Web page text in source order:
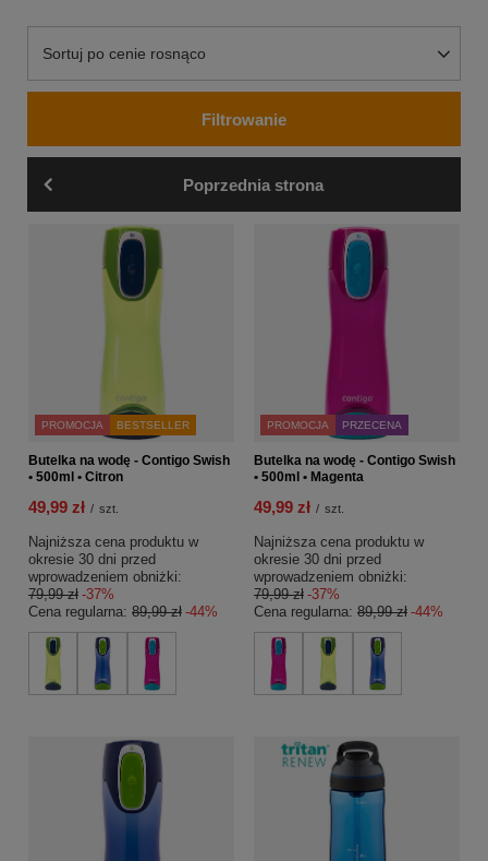
Zmień sortowanie
Sortuj po cenie rosnąco
Filtrowanie
Poprzednia strona
PROMOCJA BESTSELLER
Butelka na wodę - Contigo Swish
• 500ml • Citron
49,99 zł / szt.
Najniższa cena produktu w
okresie 30 dni przed
wprowadzeniem obniżki:
79,99 zł -37%
Cena regularna: 89,99 zł -44%
PROMOCJA PRZECENA
Butelka na wodę - Contigo Swish
• 500ml • Magenta
49,99 zł / szt.
Najniższa cena produktu w
okresie 30 dni przed
wprowadzeniem obniżki:
79,99 zł -37%
Cena regularna: 89,99 zł -44%